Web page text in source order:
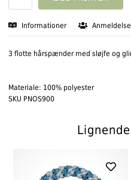
Informationer
3 flotte hårspænder med sløjfe og
Materiale: 100% polyester
SKU PNOS900